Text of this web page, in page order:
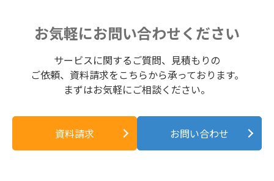
お気軽にお問い合わせください
サービスに関するご質問、見積もりの
ご依頼、資料請求をこちらから承っております。
まずはお気軽にご相談ください。
資料請求 お問い合わせ